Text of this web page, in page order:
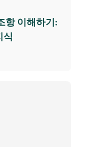
항 이해하기:
식